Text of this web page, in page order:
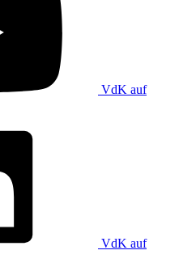
VdK auf
VdK auf